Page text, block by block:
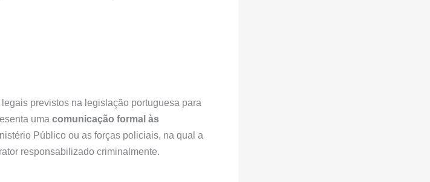
previstos na legislação portuguesa para
uma comunicação formal às
Público ou as forças policiais, na qual a
responsabilizado criminalmente.